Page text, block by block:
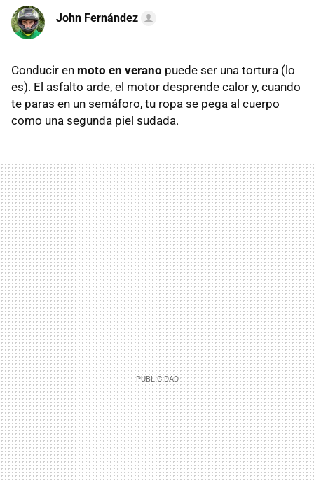
John Fernández
Conducir en moto en verano puede ser una tortura (lo
es). El asfalto arde, el motor desprende calor y, cuando
te paras en un semáforo, tu ropa se pega al cuerpo
como una segunda piel sudada.